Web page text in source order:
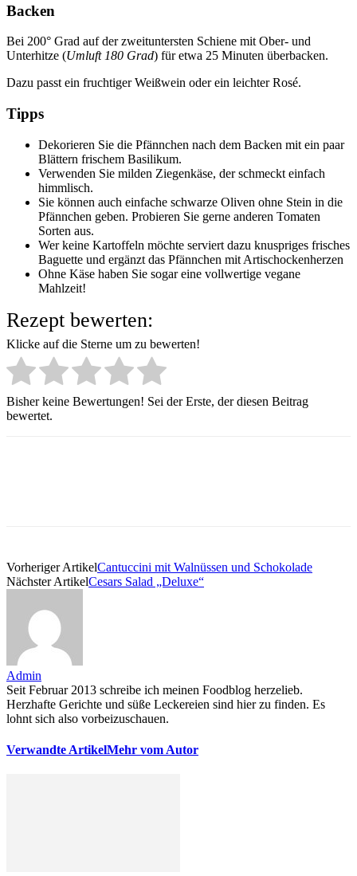
Backen
Bei 200° Grad auf der zweituntersten Schiene mit Ober- und
Unterhitze (Umluft 180 Grad) für etwa 25 Minuten überbacken.
Dazu passt ein fruchtiger Weißwein oder ein leichter Rosé.
Tipps
Dekorieren Sie die Pfännchen nach dem Backen mit ein paar
Blättern frischem Basilikum.
Verwenden Sie milden Ziegenkäse, der schmeckt einfach
himmlisch.
Sie können auch einfache schwarze Oliven ohne Stein in die
Pfännchen geben. Probieren Sie gerne anderen Tomaten
Sorten aus.
Wer keine Kartoffeln möchte serviert dazu knuspriges frisches
Baguette und ergänzt das Pfännchen mit Artischockenherzen
Ohne Käse haben Sie sogar eine vollwertige vegane
Mahlzeit!
Rezept bewerten:
Klicke auf die Sterne um zu bewerten!
Bisher keine Bewertungen! Sei der Erste, der diesen Beitrag
bewertet.
Vorheriger ArtikelCantuccini mit Walnüssen und Schokolade
Nächster ArtikelCesars Salad „Deluxe“
Admin
Seit Februar 2013 schreibe ich meinen Foodblog herzelieb.
Herzhafte Gerichte und süße Leckereien sind hier zu finden. Es
lohnt sich also vorbeizuschauen.
Verwandte ArtikelMehr vom Autor